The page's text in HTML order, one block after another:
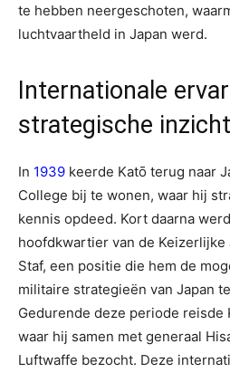
te hebben neergeschoten,
luchtvaartheld in Japan werd.
Internationale
strategische
In 1939 keerde Katō terug naar
College bij te wonen, waar hij
kennis opdeed. Kort daarna
hoofdkwartier van de Keizerlijke
Staf, een positie die hem de
militaire strategieën van Japan
Gedurende deze periode reisde
waar hij samen met generaal
Luftwaffe bezocht. Deze